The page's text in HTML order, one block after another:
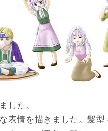
した。
表情を描きました。髪